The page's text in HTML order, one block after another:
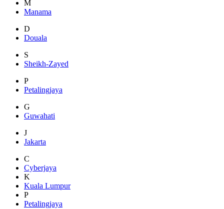
M
Manama
D
Douala
S
Sheikh-Zayed
P
Petalingjaya
G
Guwahati
J
Jakarta
C
Cyberjaya
K
Kuala Lumpur
P
Petalingjaya